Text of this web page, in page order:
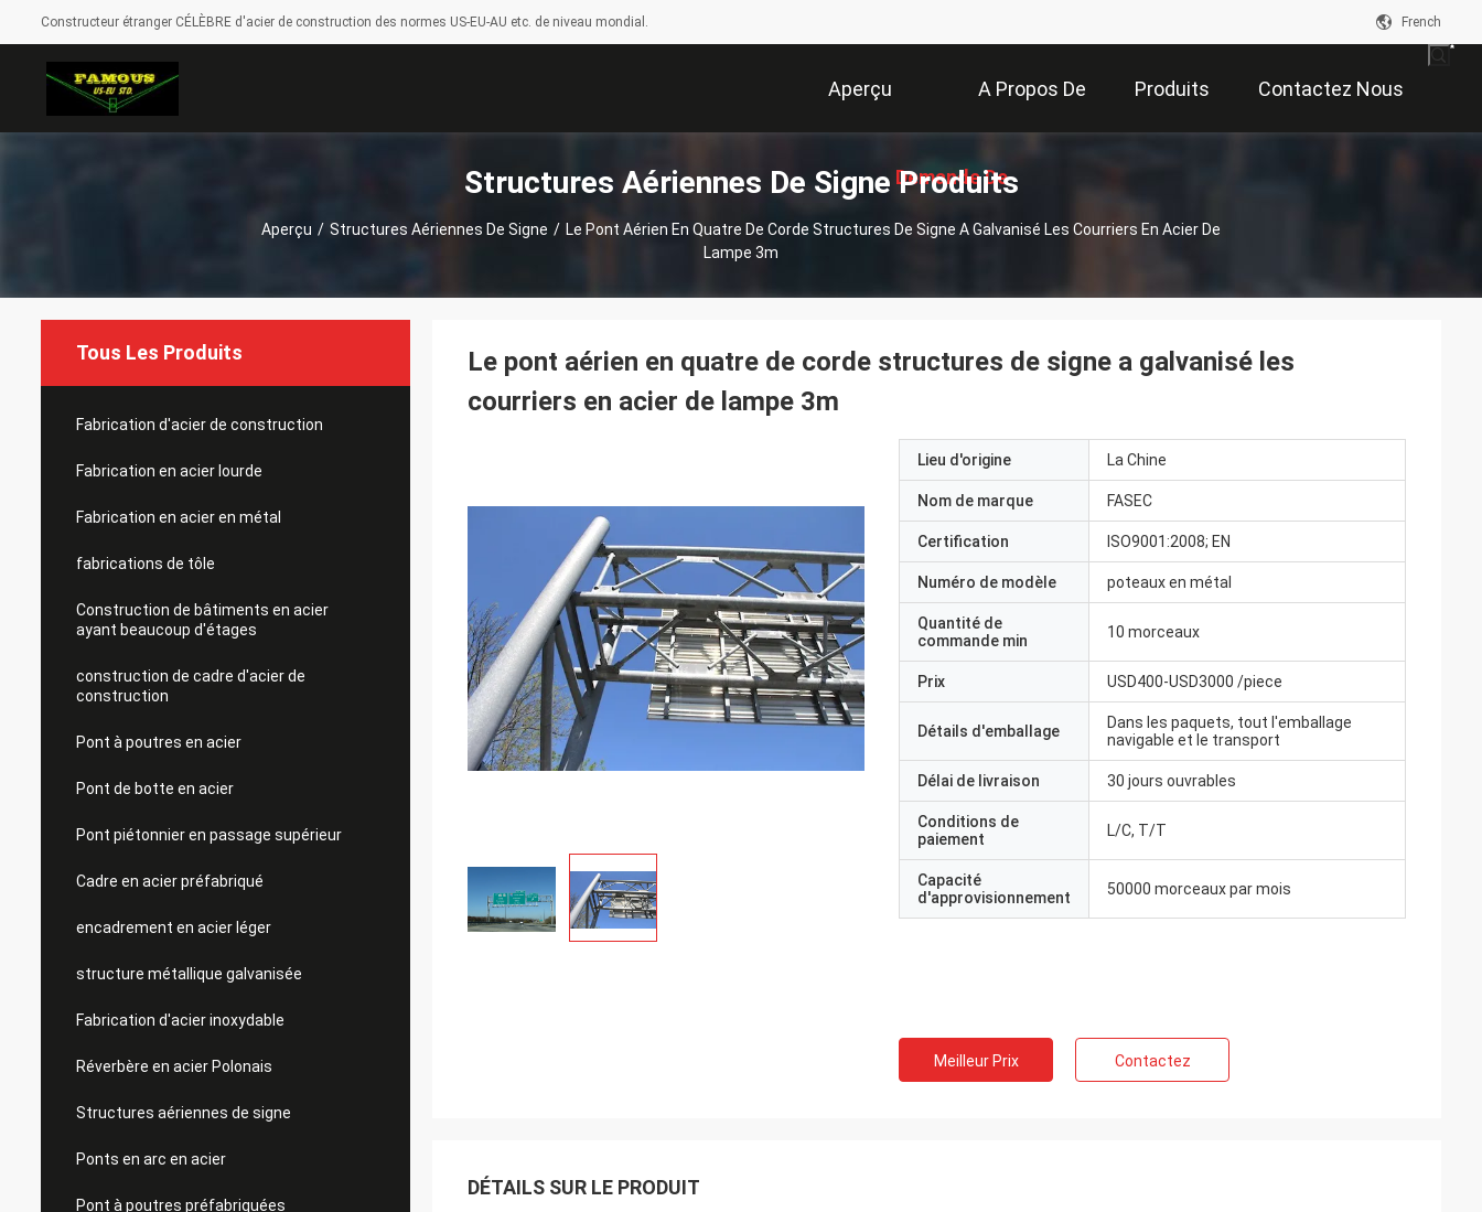
Constructeur étranger CÉLÈBRE d'acier de construction des normes US-EU-AU etc. de niveau mondial. French
Aperçu A Propos De Produits Contactez Nous
Demande De
Structures Aériennes De Signe Produits
Aperçu / Structures Aériennes De Signe / Le Pont Aérien En Quatre De Corde Structures De Signe A Galvanisé Les Courriers En Acier De
Lampe 3m
Tous Les Produits
Fabrication d'acier de construction
Fabrication en acier lourde
Fabrication en acier en métal
fabrications de tôle
Construction de bâtiments en acier
ayant beaucoup d'étages
construction de cadre d'acier de
construction
Pont à poutres en acier
Pont de botte en acier
Pont piétonnier en passage supérieur
Cadre en acier préfabriqué
encadrement en acier léger
structure métallique galvanisée
Fabrication d'acier inoxydable
Réverbère en acier Polonais
Structures aériennes de signe
Ponts en arc en acier
Pont à poutres préfabriquées
Le pont aérien en quatre de corde structures de signe a galvanisé les
courriers en acier de lampe 3m
Lieu d'origine La Chine
Nom de marque FASEC
Certification ISO9001:2008; EN
Numéro de modèle poteaux en métal
Quantité de
commande min
10 morceaux
Prix USD400-USD3000 /piece
Détails d'emballage
Dans les paquets, tout l'emballage
navigable et le transport
Délai de livraison 30 jours ouvrables
Conditions de
paiement
L/C, T/T
Capacité
d'approvisionnement
50000 morceaux par mois
Meilleur Prix Contactez
DÉTAILS SUR LE PRODUIT